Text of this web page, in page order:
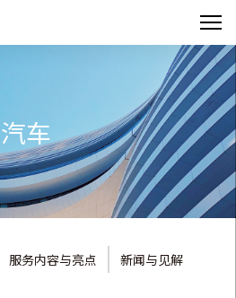
车
服务内容与亮点 新闻与见解